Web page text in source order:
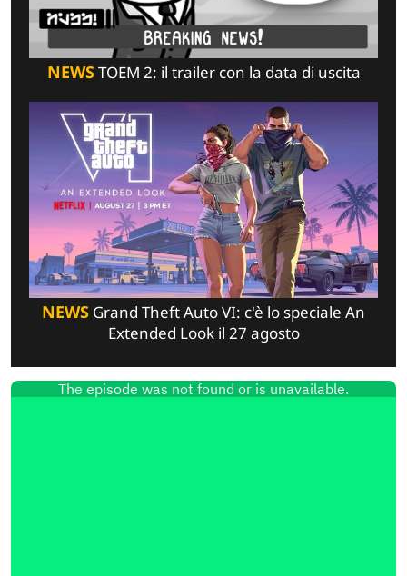
NEWSTOEM 2: il trailer con la data di uscita
NEWS Grand Theft Auto VI: c'è lo speciale An
Extended Look il 27 agosto